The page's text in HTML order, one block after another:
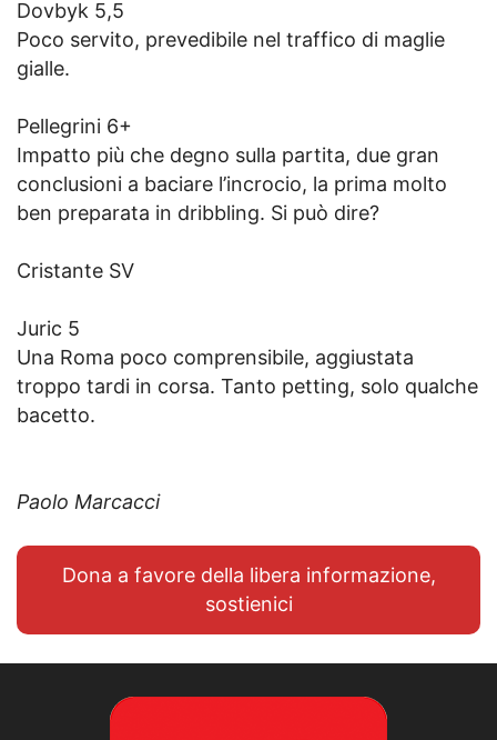
Dovbyk 5,5
Poco servito, prevedibile nel traffico di maglie
gialle.
Pellegrini 6+
Impatto più che degno sulla partita, due gran
conclusioni a baciare l’incrocio, la prima molto
ben preparata in dribbling. Si può dire?
Cristante SV
Juric 5
Una Roma poco comprensibile, aggiustata
troppo tardi in corsa. Tanto petting, solo qualche
bacetto.
Paolo Marcacci
Dona a favore della libera informazione,
sostienici